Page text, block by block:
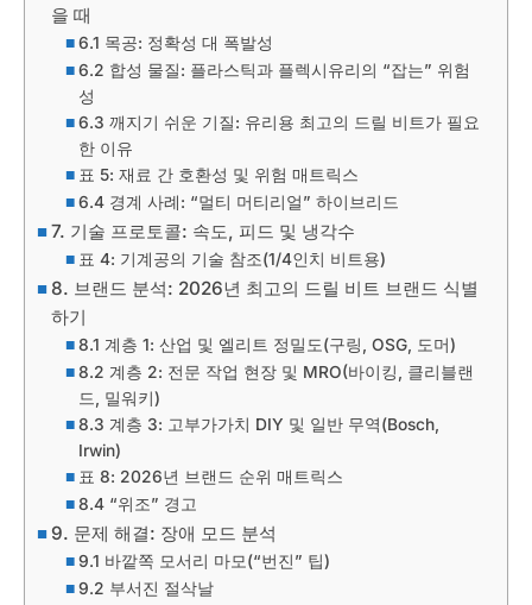
을 때
6.1 목공: 정확성 대 폭발성
6.2 합성 물질: 플라스틱과 플렉시유리의 “잡는” 위험
성
6.3 깨지기 쉬운 기질: 유리용 최고의 드릴 비트가 필요
한 이유
표 5: 재료 간 호환성 및 위험 매트릭스
6.4 경계 사례: “멀티 머티리얼” 하이브리드
7. 기술 프로토콜: 속도, 피드 및 냉각수
표 4: 기계공의 기술 참조(1/4인치 비트용)
8. 브랜드 분석: 2026년 최고의 드릴 비트 브랜드 식별
하기
8.1 계층 1: 산업 및 엘리트 정밀도(구링, OSG, 도머)
8.2 계층 2: 전문 작업 현장 및 MRO(바이킹, 클리블랜
드, 밀워키)
8.3 계층 3: 고부가가치 DIY 및 일반 무역(Bosch,
Irwin)
표 8: 2026년 브랜드 순위 매트릭스
8.4 “위조” 경고
9. 문제 해결: 장애 모드 분석
9.1 바깥쪽 모서리 마모(“번진” 팁)
9.2 부서진 절삭날